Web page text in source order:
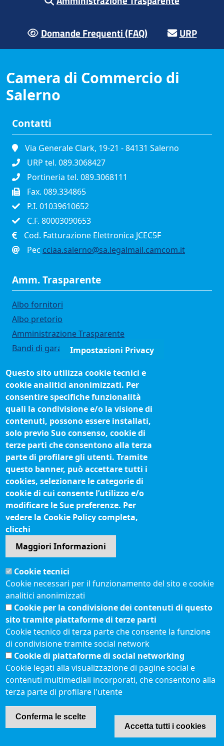
Domande Frequenti (FAQ) URP
Camera di Commercio di
Salerno
Contatti
Via Generale Clark, 19-21 - 84131 Salerno
URP tel. 089.3068427
Portineria tel. 089.3068111
Fax. 089.334865
P.I. 01039610652
C.F. 80003090653
Cod. Fatturazione Elettronica JCEC5F
Pec cciaa.salerno@sa.legalmail.camcom.it
Amm. Trasparente
Albo fornitori
Albo pretorio
Amministrazione Trasparente
Bandi di gara
Concorsi e selezioni
Organigramma
Procedimenti (come fare per)
Siti tematici
Biblioteca camerale
Fatturazione elettronica
IBAN pagamenti alla CCIAA
Questionari soddisfazione utenti
Seguici su
Sito web
Accesso riservato
Mappa del sito
Redazione
Statistiche di accesso
Visite totali al portale: 2640017
Menù privacy
Feed RSS
Note legali
© 2021 Camere di
Commercio d'Italia
Impostazioni Privacy
Questo sito utilizza cookie tecnici e
cookie analitici anonimizzati. Per
consentire specifiche funzionalità
quali la condivisione e/o la visione di
contenuti, possono essere installati,
solo previo Suo consenso, cookie di
terze parti che consentono alla terza
parte di profilare gli utenti. Tramite
questo banner, può accettare tutti i
cookies, selezionare le categorie di
cookie di cui consente l’utilizzo e/o
modificare le Sue preferenze. Per
vedere la Cookie Policy completa,
clicchi
Maggiori Informazioni
Cookie tecnici
Cookie necessari per il funzionamento del sito e cookie
analitici anonimizzati
Cookie per la condivisione dei contenuti di questo
sito tramite piattaforme di terze parti
Cookie tecnico di terza parte che consente la funzione
di condivisione tramite social network
Cookie di piattaforme di social networking
Cookie legati alla visualizzazione di pagine social e
contenuti multimediali incorporati, che consentono alla
terza parte di profilare l'utente
Conferma le scelte
Accetta tutti i cookies